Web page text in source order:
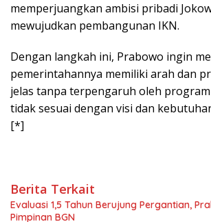
memperjuangkan ambisi pribadi
mewujudkan pembangunan IKN.
Dengan langkah ini, Prabowo ingin
pemerintahannya memiliki arah dan
jelas tanpa terpengaruh oleh
tidak sesuai dengan visi dan
[*]
Berita Terkait
Evaluasi 1,5 Tahun Berujung Pergantian,
Pimpinan BGN